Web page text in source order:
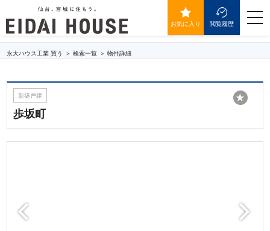
お気に入り 閲覧履歴
永大ハウス工業 買う 検索一覧 物件詳細
新築戸建
歩坂町
★